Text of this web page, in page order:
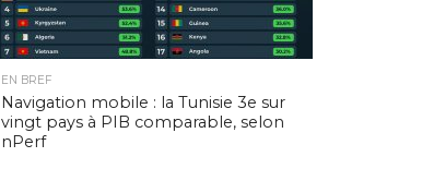
EN BREF
Navigation mobile : la Tunisie 3e sur
vingt pays à PIB comparable, selon
nPerf